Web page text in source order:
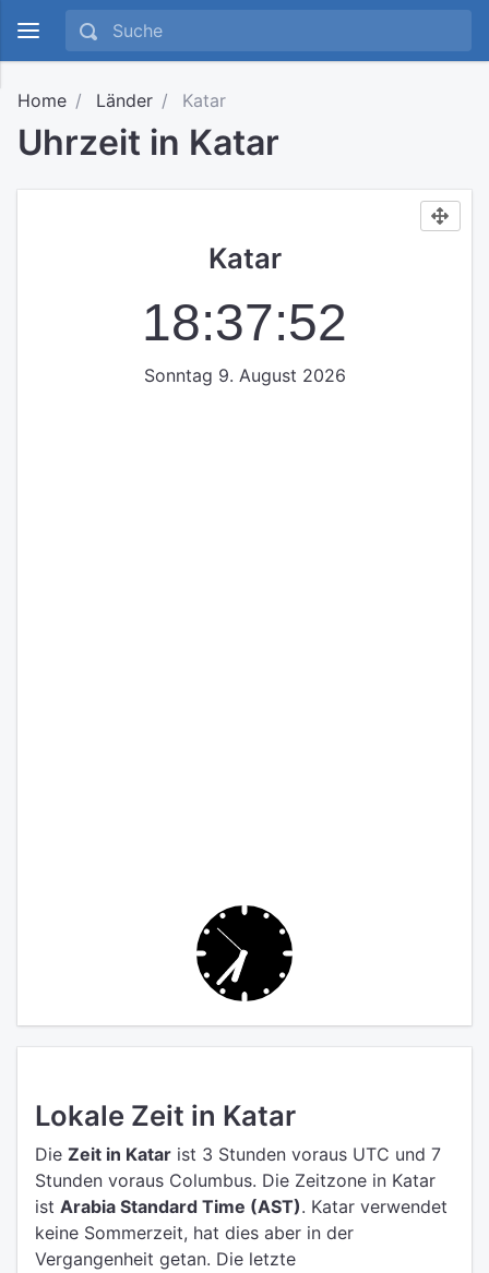
Home Länder Katar
Uhrzeit in Katar
Katar
18:37:52
Sonntag 9. August 2026
Lokale Zeit in Katar
Die Zeit in Katar ist 3 Stunden voraus UTC und 7
Stunden voraus Columbus. Die Zeitzone in Katar
ist Arabia Standard Time (AST). Katar verwendet
keine Sommerzeit, hat dies aber in der
Vergangenheit getan. Die letzte